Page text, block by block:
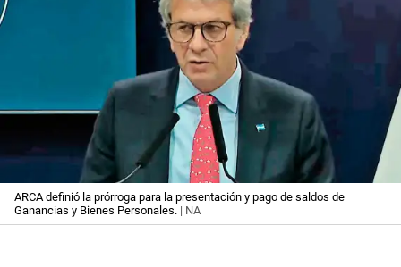
ARCA definió la prórroga para la presentación y pago de saldos de
Ganancias y Bienes Personales. | NA